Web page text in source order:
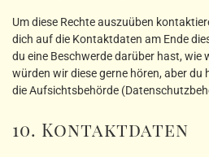
Um diese Rechte auszuüben
dich auf die Kontaktdaten am Ende
du eine Beschwerde darüber hast, wie
würden wir diese gerne hören, aber du
die Aufsichtsbehörde
10. Kontaktdaten